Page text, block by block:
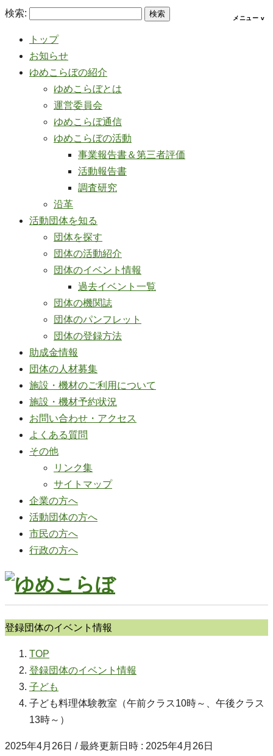
検索:
トップ
お知らせ
ゆめこらぼの紹介
ゆめこらぼとは
運営委員会
ゆめこらぼ通信
ゆめこらぼの活動
事業報告書＆第三者評価
活動報告書
調査研究
沿革
活動団体を知る
団体を探す
団体の活動紹介
団体のイベント情報
過去イベント一覧
団体の機関誌
団体のパンフレット
団体の登録方法
助成金情報
団体の人材募集
施設・機材のご利用について
施設・機材予約状況
お問い合わせ・アクセス
よくある質問
その他
リンク集
サイトマップ
企業の方へ
活動団体の方へ
市民の方へ
行政の方へ
登録団体のイベント情報
TOP
登録団体のイベント情報
子ども
子ども料理体験教室（午前クラス10時～、午後クラス
13時～）
2025年4月26日 / 最終更新日時 : 2025年4月26日